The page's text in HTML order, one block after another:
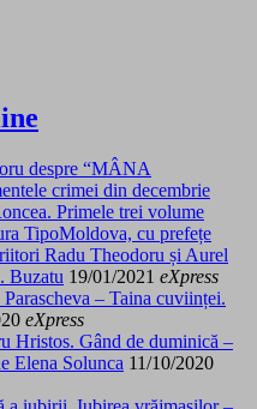
despre “MÂNA
crimei din decembrie
Primele trei volume
TipoMoldova, cu prefețe
Radu Theodoru și Aurel
Buzatu 19/01/2021 eXpress
– Taina cuviinței.
eXpress
Hristos. Gând de duminică –
Elena Solunca 11/10/2020